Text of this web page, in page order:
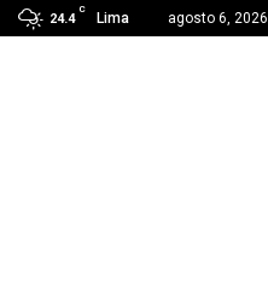
24.4
C
Lima agosto 6, 2026